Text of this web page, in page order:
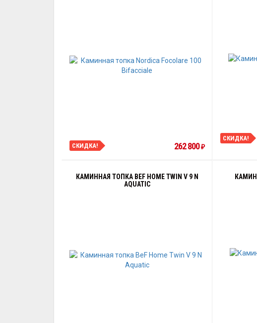
СКИДКА! 262 800₽
СКИДКА!
КАМИННАЯ ТОПКА BEF HOME TWIN V 9 N
AQUATIC